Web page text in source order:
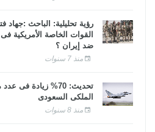
رؤية تحليلية: الباحث
القوات الخاصة
ضد إيران ؟
منذ 7 سنوات
تحديث: 70% زيادة
الملكى السعودى
منذ 8 سنوات